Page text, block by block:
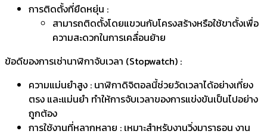
ขนาดกล่อง 88 x 20 ซม. พร้อมตัวเลขสูง 15 ซม.
มีให้เลือก 4 สี เพื่อช่วยแบ่งตามระยะทางของการวิ่งหรือ
ประเภทของการแข่งขัน
การควบคุมด้วยรีโมท :
นาฬิกาจับเวลามาพร้อมรีโมทควบคุม ทำให้การตั้งค่า
และใช้งานเป็นไปอย่างสะดวก
การติดตั้งที่ยืดหยุ่น :
สามารถติดตั้งโดยแขวนกับโครงสร้างหรือใช้ขาตั้งเพื่อ
ความสะดวกในการเคลื่อนย้าย